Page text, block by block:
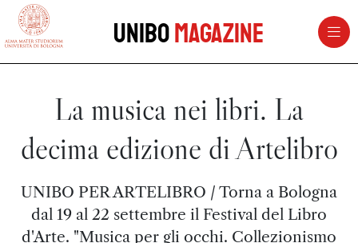
vai al contenuto della pagina
UniboMagazine
La musica nei libri. La
decima edizione di Artelibro
UNIBO PER ARTELIBRO / Torna a Bologna
dal 19 al 22 settembre il Festival del Libro
d'Arte. "Musica per gli occhi. Collezionismo